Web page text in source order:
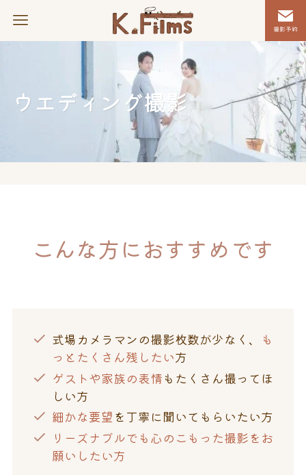
撮影予約
ウエディング撮影
こんな方におすすめです
式場カメラマンの撮影枚数が少なく、
も
っとたくさん残したい方
ゲストや家族の表情もたくさん撮ってほ
しい方
細かな要望を丁寧に聞いてもらいたい方
リーズナブルでも心のこもった撮影をお
願いしたい方